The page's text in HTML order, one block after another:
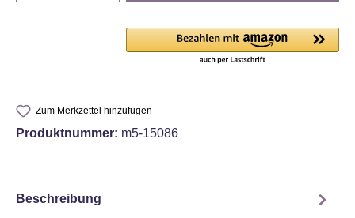
Zum Merkzettel hinzufügen
Produktnummer: m5-15086
Beschreibung